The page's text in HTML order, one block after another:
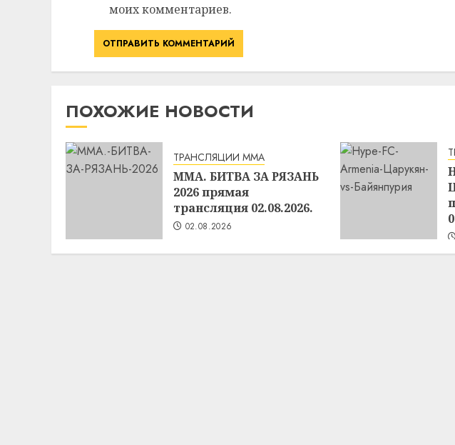
моих комментариев.
ПОХОЖИЕ НОВОСТИ
ТРАНСЛЯЦИИ ММА
MMA. БИТВА ЗА РЯЗАНЬ
2026 прямая
трансляция 02.08.2026.
02.08.2026